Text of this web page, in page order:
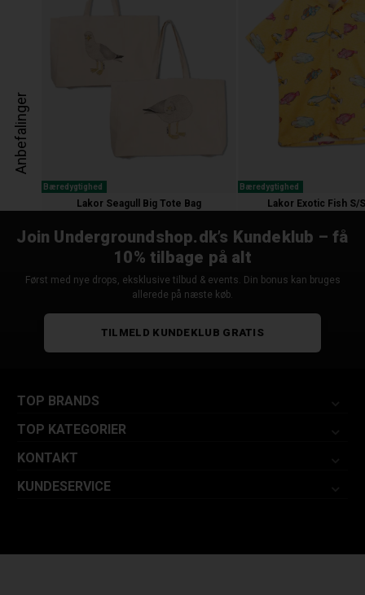
Anbefalinger
Bæredygtighed
Lakor Seagull Big Tote Bag
Bæredygtighed
Lakor Exotic Fish S/
Join Undergroundshop.dk’s Kundeklub – få
10% tilbage på alt
Først med nye drops, eksklusive tilbud & events. Din bonus kan bruges
allerede på næste køb.
TILMELD KUNDEKLUB GRATIS
TOP BRANDS
TOP KATEGORIER
KONTAKT
KUNDESERVICE